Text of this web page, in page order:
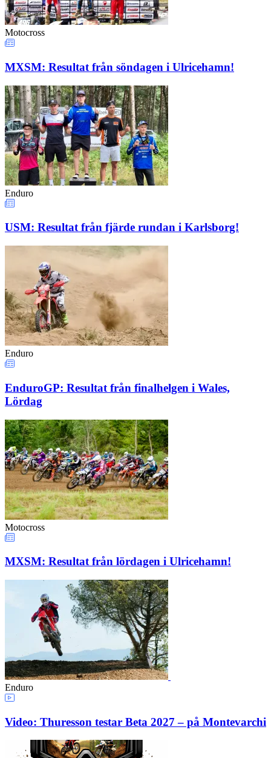
Motocross
MXSM: Resultat från söndagen i Ulricehamn!
Enduro
USM: Resultat från fjärde rundan i Karlsborg!
Enduro
EnduroGP: Resultat från finalhelgen i Wales,
Lördag
Motocross
MXSM: Resultat från lördagen i Ulricehamn!
Enduro
Video: Thuresson testar Beta 2027 – på Montevarchi